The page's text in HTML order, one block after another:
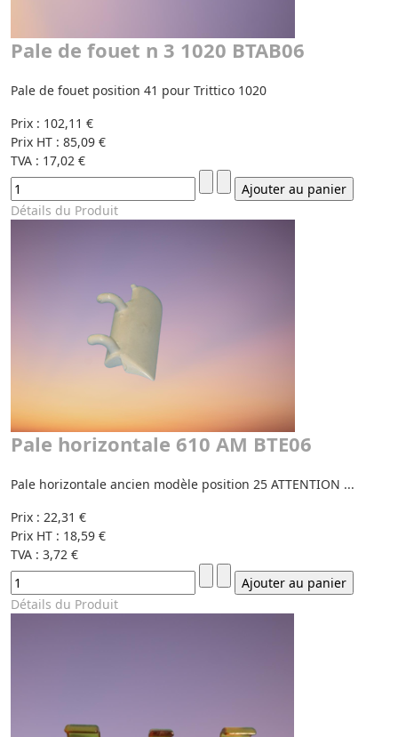
Pale de fouet n 3 1020 BTAB06
Pale de fouet position 41 pour Trittico 1020
Prix : 102,11 €
Prix HT : 85,09 €
TVA : 17,02 €
Détails du Produit
Pale horizontale 610 AM BTE06
Pale horizontale ancien modèle position 25 ATTENTION ...
Prix : 22,31 €
Prix HT : 18,59 €
TVA : 3,72 €
Détails du Produit